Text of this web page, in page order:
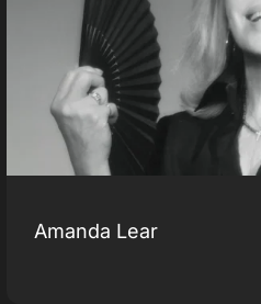
Amanda Lear